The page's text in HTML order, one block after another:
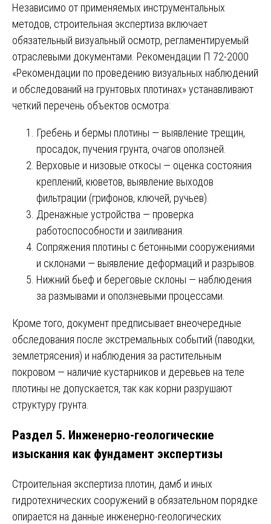
Независимо от применяемых инструментальных
методов, строительная экспертиза включает
обязательный визуальный осмотр, регламентируемый
отраслевыми документами. Рекомендации П 72-2000
«Рекомендации по проведению визуальных наблюдений
и обследований на грунтовых плотинах» устанавливают
четкий перечень объектов осмотра:
Гребень и бермы плотины — выявление трещин,
просадок, пучения грунта, очагов оползней.
Верховые и низовые откосы — оценка состояния
креплений, кюветов, выявление выходов
фильтрации (грифонов, ключей, ручьев).
Дренажные устройства — проверка
работоспособности и заиливания.
Сопряжения плотины с бетонными сооружениями
и склонами — выявление деформаций и разрывов.
Нижний бьеф и береговые склоны — наблюдения
за размывами и оползневыми процессами.
Кроме того, документ предписывает внеочередные
обследования после экстремальных событий (паводки,
землетрясения) и наблюдения за растительным
покровом — наличие кустарников и деревьев на теле
плотины не допускается, так как корни разрушают
структуру грунта.
Раздел 5. Инженерно-геологические
изыскания как фундамент экспертизы
Строительная экспертиза плотин, дамб и иных
гидротехнических сооружений в обязательном порядке
опирается на данные инженерно-геологических